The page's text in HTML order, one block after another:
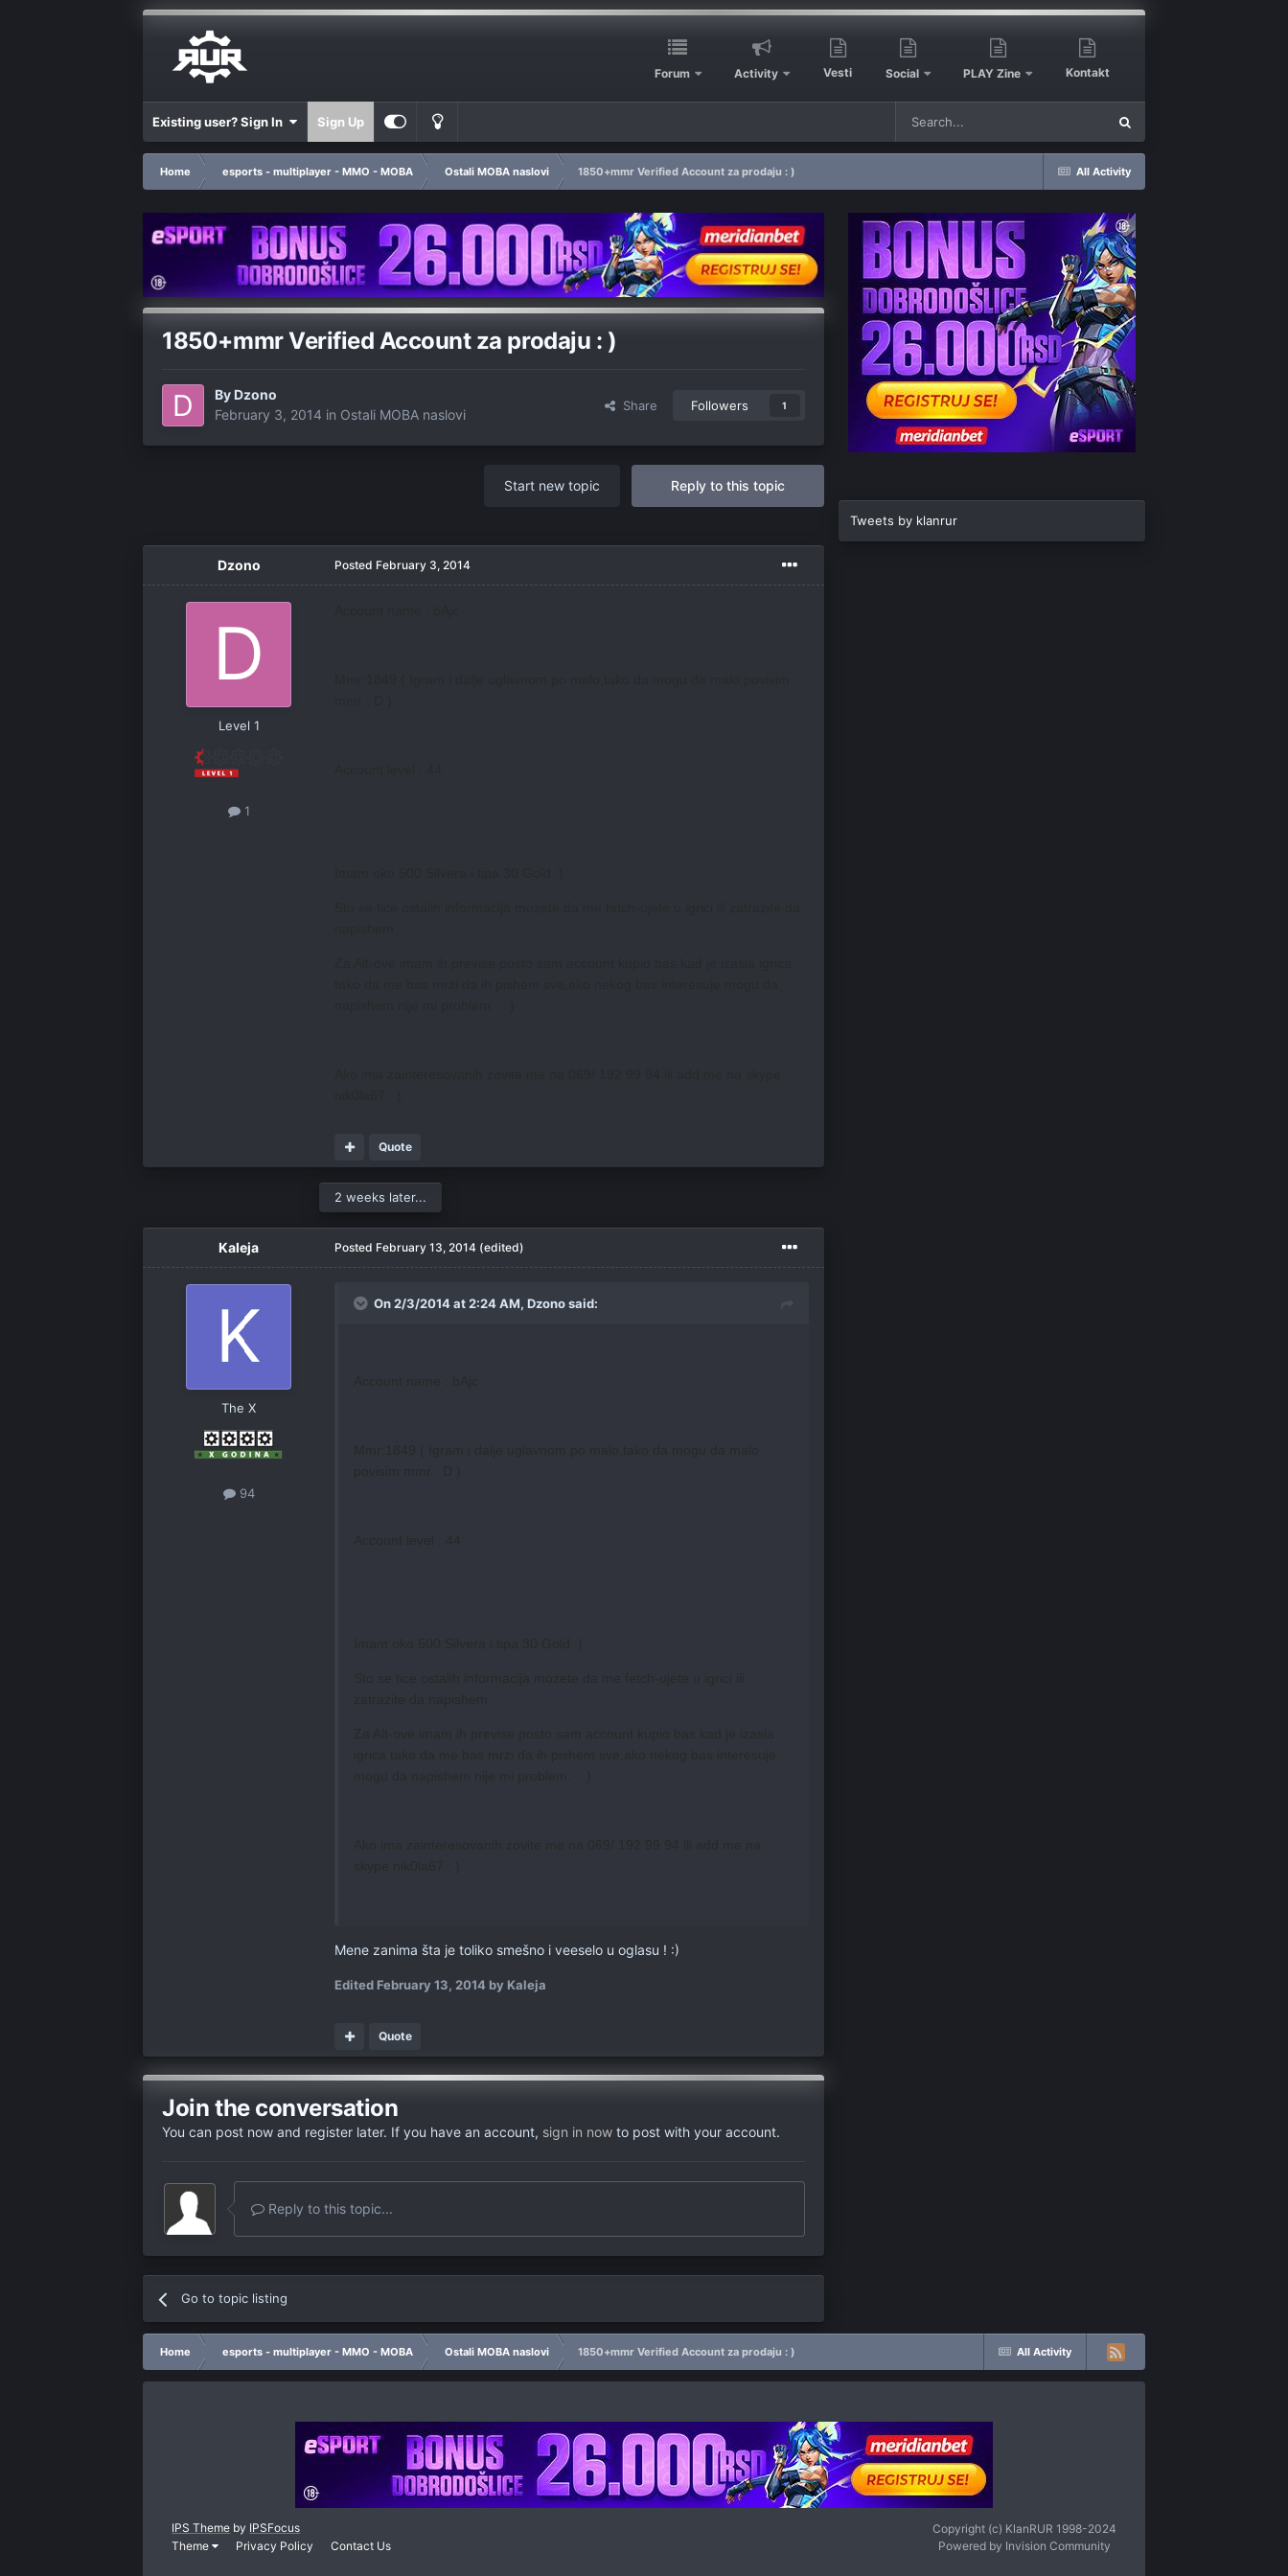
Forum Activity Vesti Social PLAY Zine Kontakt
Existing user? Sign In Sign Up
All Activity
Home esports - multiplayer - MMO - MOBA Ostali MOBA naslovi 1850+mmr Verified Account za prodaju : )
1850+mmr Verified Account za prodaju : )
By Dzono
February 3, 2014 in Ostali MOBA naslovi
Share Followers 1
Reply to this topic
Start new topic
Dzono
Level 1
1
Posted February 3, 2014
Quote
2 weeks later...
Kaleja
The X
94
Posted February 13, 2014 (edited)
On 2/3/2014 at 2:24 AM, Dzono said:
Mene zanima šta je toliko smešno i veeselo u oglasu ! :)
Edited February 13, 2014 by Kaleja
Quote
Join the conversation
You can post now and register later. If you have an account, sign in now to post with your account.
Reply to this topic...
Go to topic listing
Tweets by klanrur
All Activity
Home esports - multiplayer - MMO - MOBA Ostali MOBA naslovi 1850+mmr Verified Account za prodaju : )
IPS Theme by IPSFocus
Theme
Privacy Policy Contact Us
Copyright (c) KlanRUR 1998-2024
Powered by Invision Community